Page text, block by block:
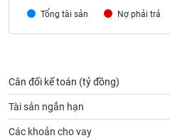
Tổng tài sản Nợ phải trả
Cân đối kế toán (tỷ đồng)
Tài sản ngắn hạn
Các khoản cho vay
phân
(-)